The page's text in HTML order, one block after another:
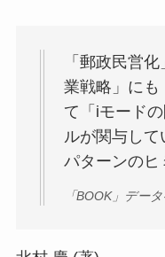
「郵政民営
業戦略」にも
て「iモード
ルが関与し
パターンのヒ
「BOOK」デー